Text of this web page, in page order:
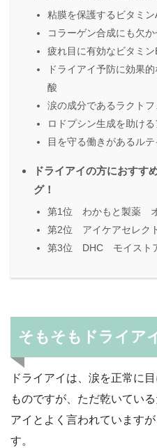
粘膜を保護するビタミン
コラーゲン合成にも欠
疲れ目に有効なビタミン
ドライアイ予防に効果
酸
涙の成分であるラクトフ
ロドプシン生成を助け
目を守る働きがあるルテ
ドライアイの方におすす
グ！
第1位 わかもと製薬
第2位 アイケアセレク
第3位 DHC モイスト
そもそもドライア
ドライアイは、涙を正常に
ものですが、ただ乾いてい
アイとよく言われていますが
す。